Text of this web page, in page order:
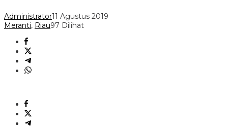
Administrator11 Agustus 2019
Meranti, Riau97 Dilihat